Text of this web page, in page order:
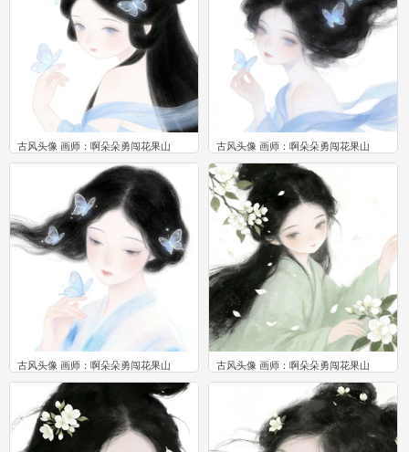
古风头像 画师：啊朵朵勇闯花果山
0
古风头像 画师：啊朵朵勇闯花果山
0
古风头像 画师：啊朵朵勇闯花果山
0
古风头像 画师：啊朵朵勇闯花果山
0